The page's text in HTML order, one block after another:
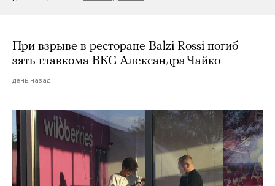
При взрыве в ресторане Balzi Rossi погиб
зять главкома ВКС Александра Чайко
день назад